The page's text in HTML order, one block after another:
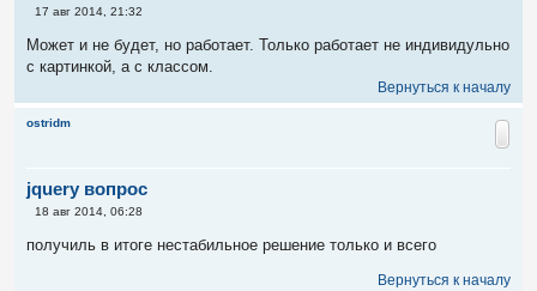
С
о
б
щ
е
17 авг 2014, 21:32
Может и не будет, но работает. Только работает не индивидульно
с картинкой, а с классом.
Вернуться к началу
ostridm
jquery вопрос
С
б
18 авг 2014, 06:28
получиль в итоге нестабильное решение только и всего
Вернуться к началу